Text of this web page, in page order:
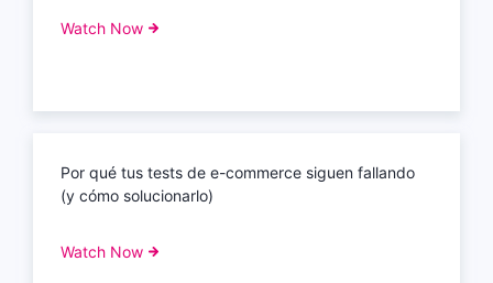
Watch Now
Por qué tus tests de e-commerce siguen fallando
(y cómo solucionarlo)
Watch Now